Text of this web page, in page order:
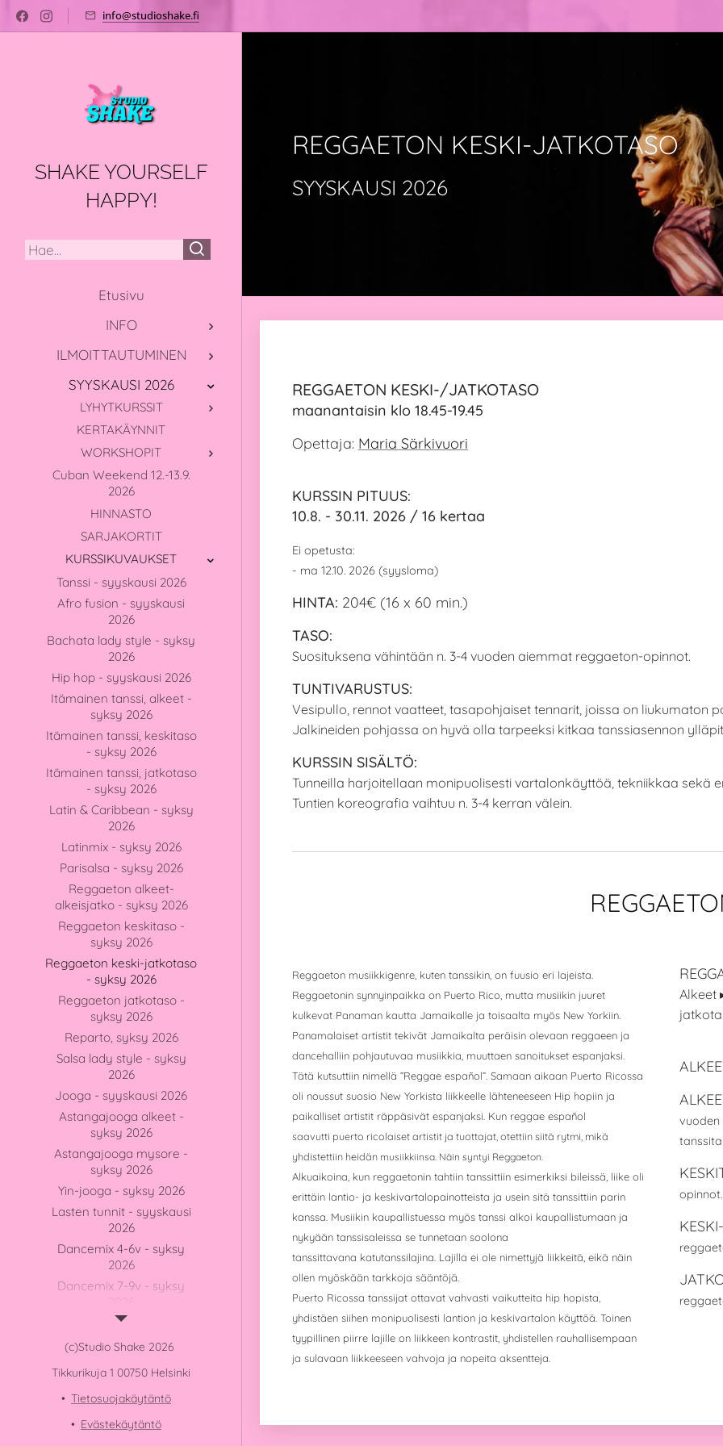
info@studioshake.fi
SHAKE YOURSELF
HAPPY!
Etusivu
INFO
ILMOITTAUTUMINEN
SYYSKAUSI 2026
LYHYTKURSSIT
KERTAKÄYNNIT
WORKSHOPIT
Cuban Weekend 12.-13.9.
2026
HINNASTO
SARJAKORTIT
KURSSIKUVAUKSET
Tanssi - syyskausi 2026
Afro fusion - syyskausi
2026
Bachata lady style - syksy
2026
Hip hop - syyskausi 2026
Itämainen tanssi, alkeet -
syksy 2026
Itämainen tanssi, keskitaso
- syksy 2026
Itämainen tanssi, jatkotaso
- syksy 2026
Latin & Caribbean - syksy
2026
Latinmix - syksy 2026
Parisalsa - syksy 2026
Reggaeton alkeet-
alkeisjatko - syksy 2026
Reggaeton keskitaso -
syksy 2026
Reggaeton keski-jatkotaso
- syksy 2026
Reggaeton jatkotaso -
syksy 2026
Reparto, syksy 2026
Salsa lady style - syksy
2026
Jooga - syyskausi 2026
Astangajooga alkeet -
syksy 2026
Astangajooga mysore -
syksy 2026
Yin-jooga - syksy 2026
Lasten tunnit - syyskausi
2026
Dancemix 4-6v - syksy
2026
Dancemix 7-9v - syksy
Dancemix 10-13v - syksy
2026
syksy 2026
YHTEYSTIEDOT
REGGAETON KESKI-JATKOTASO
SYYSKAUSI 2026
REGGAETON KESKI-/JATKOTASO
maanantaisin klo 18.45-19.45
Opettaja: Maria Särkivuori
KURSSIN PITUUS:
10.8. - 30.11. 2026 / 16 kertaa
Ei opetusta:
- ma 12.10. 2026 (syysloma)
HINTA: 204€ (16 x 60 min.)
TASO:
Suosituksena vähintään n. 3-4 vuoden aiemmat reggaeton-opinnot.
TUNTIVARUSTUS:
Vesipullo, rennot vaatteet, tasapohjaiset tennarit, joissa on liukumaton
Jalkineiden pohjassa on hyvä olla tarpeeksi kitkaa tanssiasennon
KURSSIN SISÄLTÖ:
Tunneilla harjoitellaan monipuolisesti vartalonkäyttöä, tekniikkaa sekä
Tuntien koreografia vaihtuu n. 3-4 kerran välein.
Reggaeton musiikkigenre, kuten tanssikin, on fuusio eri lajeista.
Reggaetonin synnyinpaikka on Puerto Rico, mutta musiikin juuret
kulkevat Panaman kautta Jamaikalle ja toisaalta myös New Yorkiin.
Panamalaiset artistit tekivät Jamaikalta peräisin olevaan reggaeen ja
dancehalliin pohjautuvaa musiikkia, muuttaen sanoitukset espanjaksi.
Tätä kutsuttiin nimellä ”Reggae español”. Samaan aikaan Puerto Ricossa
oli noussut suosio New Yorkista liikkeelle lähteneeseen Hip hopiin ja
paikalliset artistit räppäsivät espanjaksi. Kun reggae español
saavutti puerto ricolaiset artistit ja tuottajat, otettiin siitä rytmi, mikä
yhdistettiin heidän musiikkiinsa. Näin syntyi Reggaeton.
Alkuaikoina, kun reggaetonin tahtiin tanssittiin esimerkiksi bileissä, liike oli
erittäin lantio- ja keskivartalopainotteista ja usein sitä tanssittiin parin
kanssa. Musiikin kaupallistuessa myös tanssi alkoi kaupallistumaan ja
nykyään tanssisaleissa se tunnetaan soolona
tanssittavana katutanssilajina. Lajilla ei ole nimettyjä liikkeitä, eikä näin
ollen myöskään tarkkoja sääntöjä.
Puerto Ricossa tanssijat ottavat vahvasti vaikutteita hip hopista,
yhdistäen siihen monipuolisesti lantion ja keskivartalon käyttöä. Toinen
tyypillinen piirre lajille on liikkeen kontrastit, yhdistellen rauhallisempaan
ja sulavaan liikkeeseen vahvoja ja nopeita aksentteja.
Alkeet
opinnot.
(c)Studio Shake 2026
Tikkurikuja 1 00750 Helsinki
Tietosuojakäytäntö
Evästekäytäntö